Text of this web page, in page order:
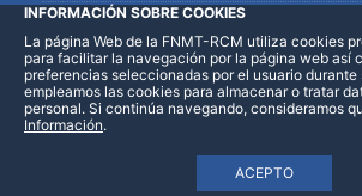
LinkedInFacebookWhatsApp
INFORMACIÓN SOBRE COOKIES
La página Web de la FNMT-RCM utiliza cookies
para facilitar la navegación por la página web así
preferencias seleccionadas por el usuario
empleamos las cookies para almacenar o tratar
personal. Si continúa navegando, consideramos
ACEPTO
Información.